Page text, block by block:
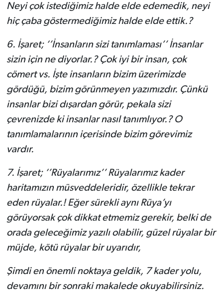
Neyi çok istediğimiz halde elde edemedik, neyi
hiç çaba göstermediğimiz halde elde ettik.?
6. İşaret; ‘’İnsanların sizi tanımlaması’’ İnsanlar
sizin için ne diyorlar.? Çok iyi bir insan, çok
cömert vs. İşte insanların bizim üzerimizde
gördüğü, bizim görünmeyen yazımızdır. Çünkü
insanlar bizi dışardan görür, pekala sizi
çevrenizde ki insanlar nasıl tanımlıyor.? O
tanımlamalarının içerisinde bizim görevimiz
vardır.
7. İşaret; ‘’Rüyalarımız’’ Rüyalarımız kader
haritamızın müsveddeleridir, özellikle tekrar
eden rüyalar.! Eğer sürekli aynı Rüya’yı
görüyorsak çok dikkat etmemiz gerekir, belki de
orada geleceğimiz yazılı olabilir, güzel rüyalar bir
müjde, kötü rüyalar bir uyarıdır,
Şimdi en önemli noktaya geldik, 7 kader yolu,
devamını bir sonraki makalede okuyabilirsiniz.